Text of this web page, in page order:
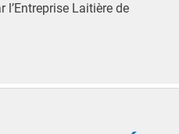
Laitière de